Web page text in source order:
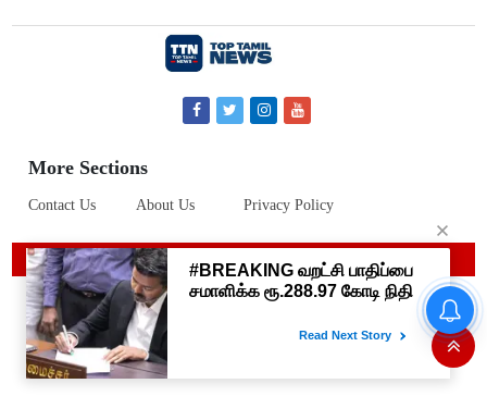
More Sections
Contact Us About Us Privacy Policy
உதயநிதி கைதால் அப்செட்டான
பாஜகவுடன் கூட்டணி அமைக்க